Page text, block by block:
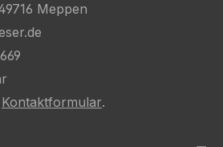
Meppen
Kontaktformular.